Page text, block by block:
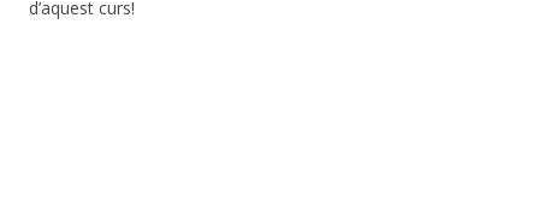
d’aquest curs!